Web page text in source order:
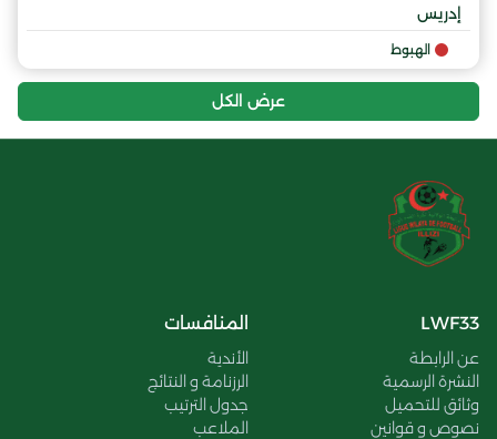
إدريس
الهبوط
عرض الكل
LWF33
عن الرابطة
النشرة الرسمية
وثائق للتحميل
نصوص و قوانين
المنافسات
الأندية
الرزنامة و النتائج
جدول الترتيب
الملاعب